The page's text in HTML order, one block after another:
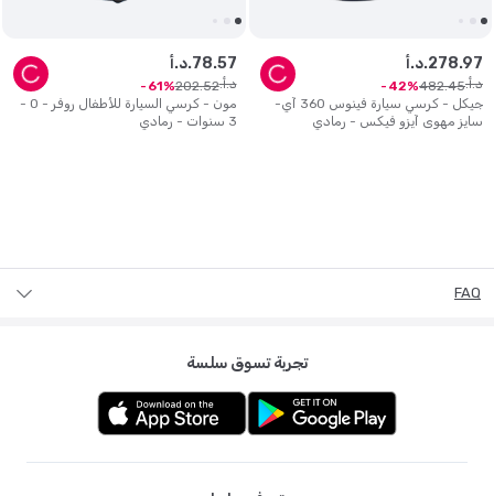
جيكل - كرسي سيارة فينوس 360 آي-
سايز مهوى آيزو فيكس - رمادي
د.أ.278.97
د.أ. 482.45
42
مون - كرسي السيارة للأطفال روفر - 0 -
3 سنوات - رمادي
د.أ.78.57
د.أ. 202.52
61
FAQ
تجربة تسوق سلسة